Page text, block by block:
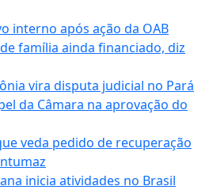
interno após ação da OAB
família ainda financiado, diz
vira disputa judicial no Pará
da Câmara na aprovação do
veda pedido de recuperação
inicia atividades no Brasil